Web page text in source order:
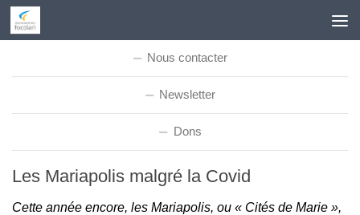
Skip to content
Nous contacter
Newsletter
Dons
Les Mariapolis malgré la Covid
Cette année encore, les Mariapolis, ou « Cités de Marie »,